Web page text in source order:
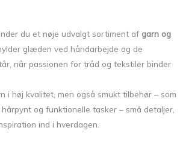
du et nøje udvalgt sortiment af garn og
glæden ved håndarbejde og de
når passionen for tråd og tekstiler binder
i høj kvalitet, men også smukt tilbehør – som
og funktionelle tasker – små detaljer,
ind i hverdagen.